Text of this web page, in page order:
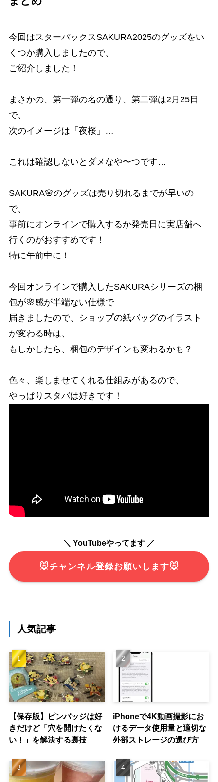
今回はスターバックスSAKURA2025のグッズをい
くつか購入しましたので、
ご紹介しました！
まさかの、第一弾の名の通り、第二弾は2月25日
で、
次のイメージは「夜桜」…
これは確認しないとダメなや〜つです…
SAKURA🌸のグッズは売り切れるまでが早いの
で、
事前にオンラインで購入するか発売日に実店舗へ
行くのがおすすめです！
特に午前中に！
今回オンラインで購入したSAKURAシリーズの梱
包が🌸感が半端ない仕様で
届きましたので、ショップの紙バッグのイラスト
が変わる時は、
もしかしたら、梱包のデザインも変わるかも？
色々、楽しませてくれる仕組みがあるので、
やっぱりスタバは好きです！
＼ YouTubeやってます ／
🐭チャンネル登録お願いします🐭
人気記事
【保存版】ピンバッジは好
きだけど「穴を開けたくな
い！」を解決する裏技
iPhoneで4K動画撮影にお
けるデータ使用量と適切な
外部ストレージの選び方